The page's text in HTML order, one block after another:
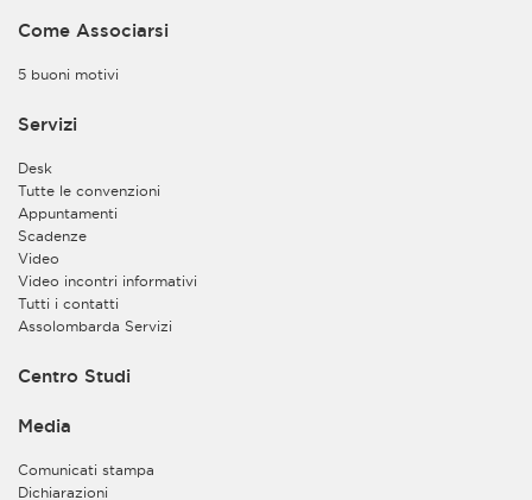
Inoltre, sulla base del legittimo interesse del Titolare a
dati personali e di contatto da Lei forniti potranno
istituzionali previsti nello Statuto dell’Associazione (art.
Lei potrà interrompere in qualsiasi momento l’invio di
tale tipologia di comunicazioni contattando
informazioni necessarie per l’esercizio dei Suoi diritti
nel successivo paragrafo “Diritti degli interessati”.
Il Titolare potrà inoltre trattare i Suoi dati personali per
Contitolare Assolombarda Servizi S.p.A. Società
forniti per finalità di organizzazione e consultazione
dei dati all’interno del CRM allo scopo di conservare i
Come Associarsi
5 buoni motivi
Servizi
Desk
Tutte le convenzioni
Appuntamenti
Scadenze
Video
Video incontri informativi
Tutti i contatti
Assolombarda Servizi
Centro Studi
Media
Comunicati stampa
Dichiarazioni